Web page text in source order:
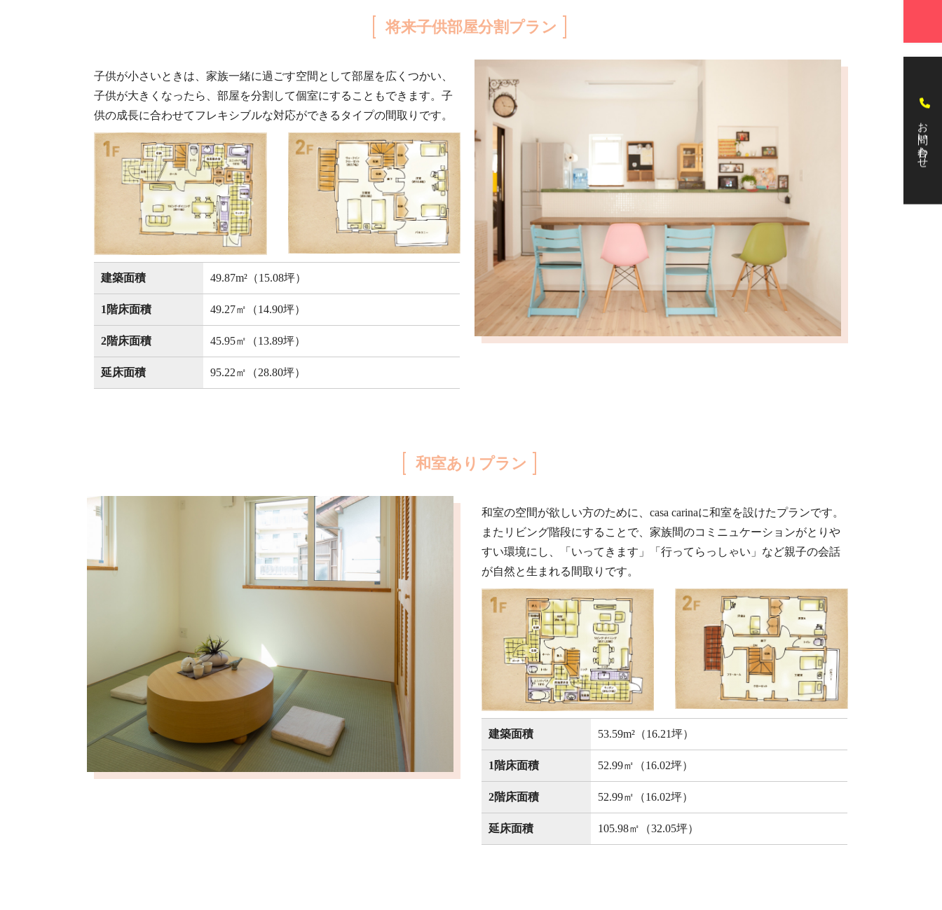
将来子供部屋分割プラン
子供が小さいときは、家族一緒に過ごす空間として部屋を広くつかい、
子供が大きくなったら、部屋を分割して個室にすることもできます。子
供の成長に合わせてフレキシブルな対応ができるタイプの間取りです。
建築面積 49.87m²（15.08坪）
1階床面積 49.27㎡（14.90坪）
2階床面積 45.95㎡（13.89坪）
延床面積 95.22㎡（28.80坪）
和室ありプラン
和室の空間が欲しい方のために、casa carinaに和室を設けたプランです。
またリビング階段にすることで、家族間のコミニュケーションがとりや
すい環境にし、「いってきます」「行ってらっしゃい」など親子の会話
が自然と生まれる間取りです。
建築面積 53.59m²（16.21坪）
1階床面積 52.99㎡（16.02坪）
2階床面積 52.99㎡（16.02坪）
延床面積 105.98㎡（32.05坪）
お問い合わせ